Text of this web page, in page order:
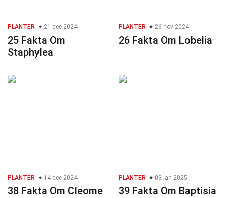
PLANTER 21 dec 2024
25 Fakta Om
Staphylea
PLANTER 26 nov 2024
26 Fakta Om Lobelia
PLANTER 14 dec 2024
38 Fakta Om Cleome
PLANTER 03 jan 2025
39 Fakta Om Baptisia